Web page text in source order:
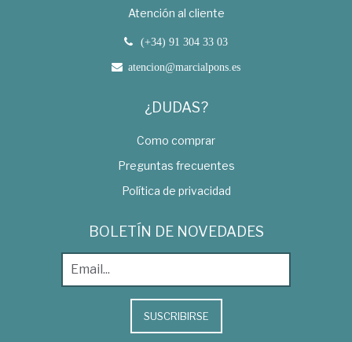
Atención al cliente
(+34) 91 304 33 03
atencion@marcialpons.es
¿DUDAS?
Como comprar
Preguntas frecuentes
Política de privacidad
BOLETÍN DE NOVEDADES
SUSCRIBIRSE